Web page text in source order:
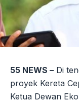
55 NEWS – Di
proyek Kereta
Ketua Dewan